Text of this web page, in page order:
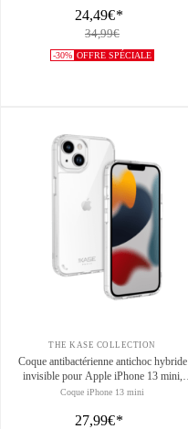
24,49€*
34,99€
-30% OFFRE SPÉCIALE
THE KASE COLLECTION
Coque antibactérienne antichoc hybride
invisible pour Apple iPhone 13 mini,
Transparente
Coque iPhone 13 mini
27,99€*